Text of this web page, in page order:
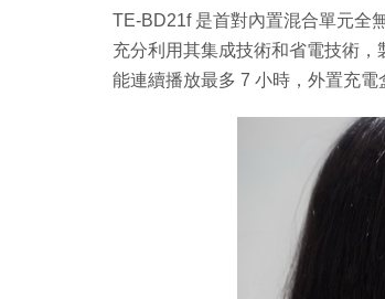
TE-BD21f 是首對內置混合單元全
充分利用其集成技術和省電技術
能連續播放最多 7 小時，外置充電